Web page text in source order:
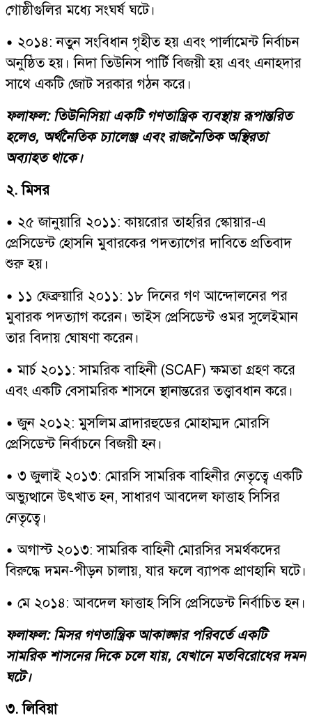
গোষ্ঠীগুলির মধ্যে সংঘর্ষ ঘটে।
• ২০১৪: নতুন সংবিধান গৃহীত হয় এবং পার্লামেন্ট নির্বাচন
অনুষ্ঠিত হয়। নিদা তিউনিস পার্টি বিজয়ী হয় এবং এনাহদার
সাথে একটি জোট সরকার গঠন করে।
ফলাফল: তিউনিসিয়া একটি গণতান্ত্রিক ব্যবস্থায় রূপান্তরিত
হলেও, অর্থনৈতিক চ্যালেঞ্জ এবং রাজনৈতিক অস্থিরতা
অব্যাহত থাকে।
২. মিসর
• ২৫ জানুয়ারি ২০১১: কায়রোর তাহরির স্কোয়ার-এ
প্রেসিডেন্ট হোসনি মুবারকের পদত্যাগের দাবিতে প্রতিবাদ
শুরু হয়।
• ১১ ফেব্রুয়ারি ২০১১: ১৮ দিনের গণ আন্দোলনের পর
মুবারক পদত্যাগ করেন। ভাইস প্রেসিডেন্ট ওমর সুলেইমান
তার বিদায় ঘোষণা করেন।
• মার্চ ২০১১: সামরিক বাহিনী (SCAF) ক্ষমতা গ্রহণ করে
এবং একটি বেসামরিক শাসনে স্থানান্তরের তত্ত্বাবধান করে।
• জুন ২০১২: মুসলিম ব্রাদারহুডের মোহাম্মদ মোরসি
প্রেসিডেন্ট নির্বাচনে বিজয়ী হন।
• ৩ জুলাই ২০১৩: মোরসি সামরিক বাহিনীর নেতৃত্বে একটি
অভ্যুত্থানে উৎখাত হন, সাধারণ আবদেল ফাত্তাহ সিসির
নেতৃত্বে।
• অগাস্ট ২০১৩: সামরিক বাহিনী মোরসির সমর্থকদের
বিরুদ্ধে দমন-পীড়ন চালায়, যার ফলে ব্যাপক প্রাণহানি ঘটে।
• মে ২০১৪: আবদেল ফাত্তাহ সিসি প্রেসিডেন্ট নির্বাচিত হন।
ফলাফল: মিসর গণতান্ত্রিক আকাঙ্ক্ষার পরিবর্তে একটি
সামরিক শাসনের দিকে চলে যায়, যেখানে মতবিরোধের দমন
ঘটে।
৩. লিবিয়া